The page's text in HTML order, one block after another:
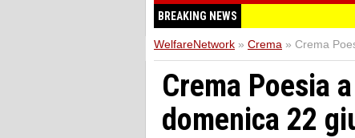
BREAKING NEWS
WelfareNetwork » Crema » Crema
Crema Poesia
domenica 22